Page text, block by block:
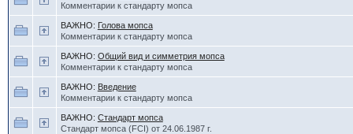
Комментарии к стандарту мопса
ВАЖНО: Голова мопса
Комментарии к стандарту мопса
ВАЖНО: Общий вид и симметрия мопса
Комментарии к стандарту мопса
ВАЖНО: Введение
Комментарии к стандарту мопса
ВАЖНО: Стандарт мопса
Стандарт мопса (FCI) от 24.06.1987 г.